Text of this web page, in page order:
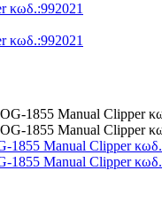
κωδ.:992021
κωδ.:992021
1855 Manual Clipper
1855 Manual Clipper